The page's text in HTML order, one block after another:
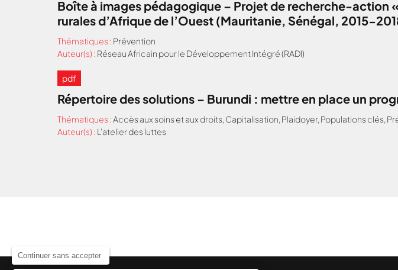
Continuer sans accepter
Boîte à images pédagogique – Projet de recherche-action
rurales d’Afrique de l’Ouest (Mauritanie, Sénégal, 2015-
Thématiques : Prévention
Auteur(s) : Réseau Africain pour le Développement Intégré (RADI)
pdf
Répertoire des solutions – Burundi : mettre en place un
Thématiques :Accès aux soins et aux droits, Capitalisation, Plaidoyer, Populations clés,
Auteur(s) : L'atelier des luttes